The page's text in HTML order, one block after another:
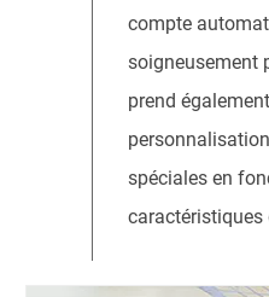
compte
soigneusement
prend
spéciales en
caractéristiques